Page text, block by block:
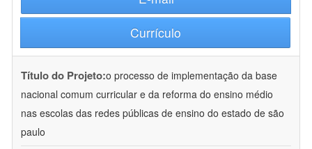
Currículo
Título do Projeto:o processo de implementação da base
nacional comum curricular e da reforma do ensino médio
nas escolas das redes públicas de ensino do estado de são
paulo